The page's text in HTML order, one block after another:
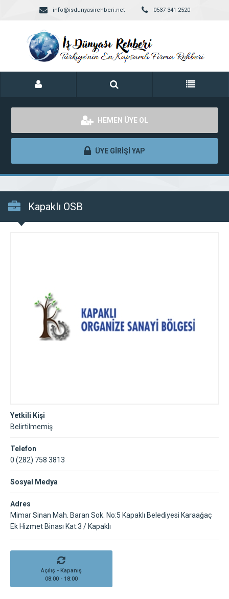
info@isdunyasirehberi.net 0537 341 2520
HEMEN ÜYE OL
ÜYE GİRİŞİ YAP
Kapaklı OSB
Yetkili Kişi
Belirtilmemiş
Telefon
0 (282) 758 3813
Sosyal Medya
Adres
Mimar Sinan Mah. Baran Sok. No:5 Kapaklı Belediyesi Karaağaç
Ek Hizmet Binası Kat:3 / Kapaklı
Açılış - Kapanış
08:00 - 18:00